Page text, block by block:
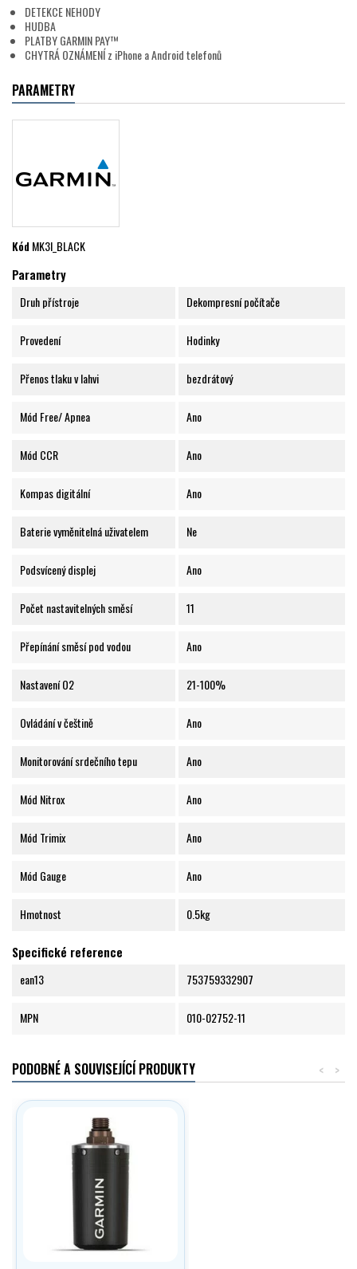
DETEKCE NEHODY
HUDBA
PLATBY GARMIN PAY™
CHYTRÁ OZNÁMENÍ z iPhone a Android telefonů
PARAMETRY
KódMK3I_BLACK
Parametry
Druh přístroje Dekompresní počítače
Provedení Hodinky
Přenos tlaku v lahvi bezdrátový
Mód Free/ Apnea Ano
Mód CCR Ano
Kompas digitální Ano
Baterie vyměnitelná uživatelem Ne
Podsvícený displej Ano
Počet nastavitelných směsí 11
Přepínání směsí pod vodou Ano
Nastavení O2 21-100%
Ovládání v češtině Ano
Monitorování srdečního tepu Ano
Mód Nitrox Ano
Mód Trimix Ano
Mód Gauge Ano
Hmotnost 0.5kg
Specifické reference
ean13 753759332907
MPN 010-02752-11
PODOBNÉ A SOUVISEJÍCÍ PRODUKTY >
<